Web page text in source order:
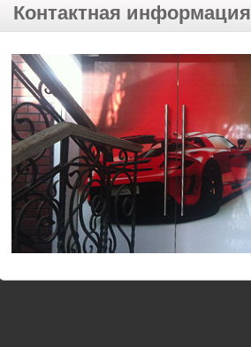
Контактная информация